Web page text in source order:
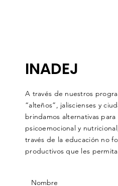
INADEJ
A través de nuestros
“alteños”, jaliscienses y
brindamos alternativas
psicoemocional y
través de la educación no
productivos que les